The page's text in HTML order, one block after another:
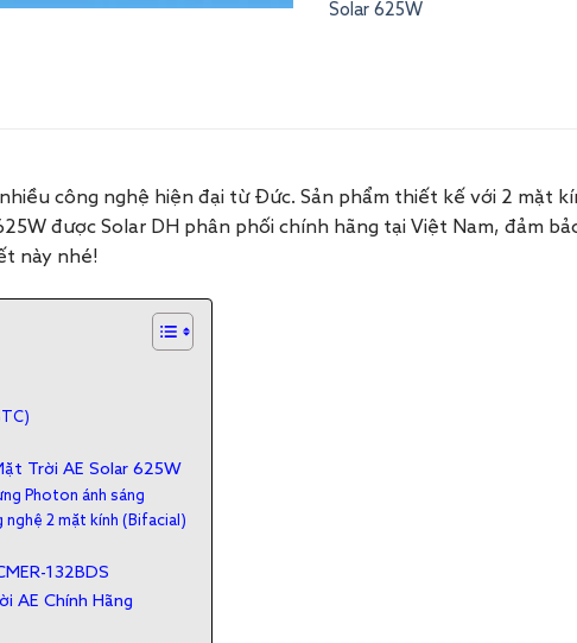
Solar 625W
công nghệ hiện đại từ Đức. Sản phẩm thiết kế với 2 mặt
được Solar DH phân phối chính hãng tại Việt Nam, đảm
này nhé!
Trời AE Solar 625W
Photon ánh sáng
nghệ 2 mặt kính (Bifacial)
132BDS
AE Chính Hãng